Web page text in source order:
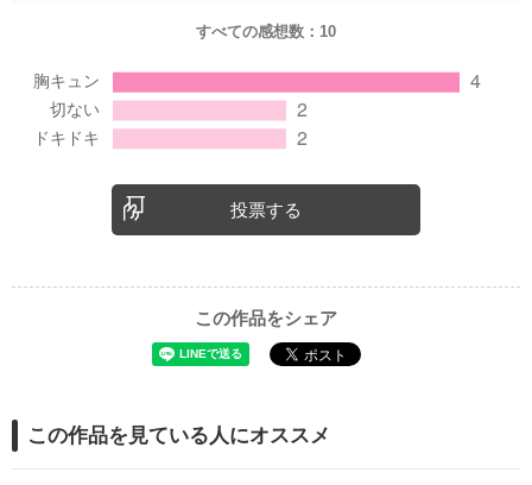
すべての感想数： 10
投票する
この作品をシェア
この作品を見ている人にオススメ